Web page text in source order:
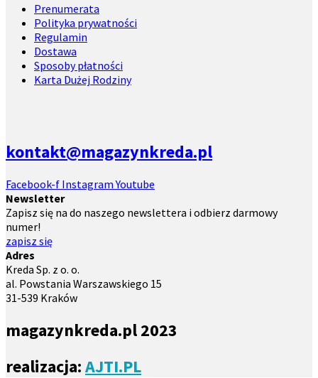
Prenumerata
Polityka prywatności
Regulamin
Dostawa
Sposoby płatności
Karta Dużej Rodziny
kontakt@magazynkreda.pl
Facebook-f Instagram Youtube
Newsletter
Zapisz się na do naszego newslettera i odbierz darmowy
numer!
zapisz się
Adres
Kreda Sp. z o. o.
al. Powstania Warszawskiego 15
31-539 Kraków
magazynkreda.pl 2023
realizacja:AJTI.PL